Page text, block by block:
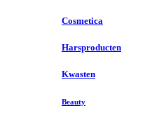
Cosmetica
Harsproducten
Kwasten
Beauty